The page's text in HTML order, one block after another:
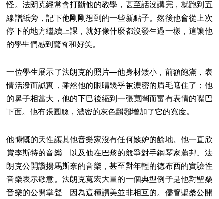
怪。法朗克經常會打斷他的教學，甚至話沒講完，就跑到五
線譜紙旁，記下他剛剛想到的一些新點子。然後他會從上次
停下的地方繼續上課，就好像什麼都沒發生過一樣，這讓他
的學生們感到驚奇和好笑。
一位學生展示了法朗克的照片—他身材矮小，前額飽滿，表
情活潑而誠實，雖然他的眼睛幾乎被濃密的眉毛遮住了；他
的鼻子相當大，他的下巴後縮到一張寬闊而富有表情的嘴巴
下面。他有張圓臉，濃密的灰色鬍鬚增加了它的寬度。
他慷慨的天性讓其他音樂家沒有任何嫉妒的餘地。他一直欣
賞李斯特的音樂，以及他在巴黎的競爭對手鋼琴家蕭邦。法
朗克公開讚揚馬斯奈的音樂，甚至對年輕的德布西的實驗性
音樂表示敬意。法朗克寬宏大量的一個典型例子是他對聖桑
音樂的公開掌聲，因為這種讚美並非相互的。儘管聖桑公開